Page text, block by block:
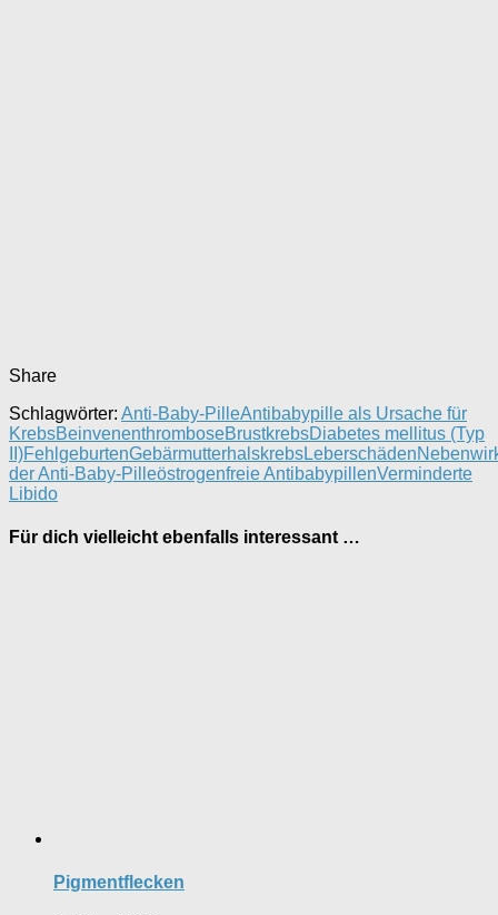
Share
Schlagwörter: Anti-Baby-PilleAntibabypille als Ursache für
KrebsBeinvenenthromboseBrustkrebsDiabetes mellitus (Typ
II)FehlgeburtenGebärmutterhalskrebsLeberschäden
der Anti-Baby-Pilleöstrogenfreie AntibabypillenVerminderte
Libido
Für dich vielleicht ebenfalls interessant …
Pigmentflecken